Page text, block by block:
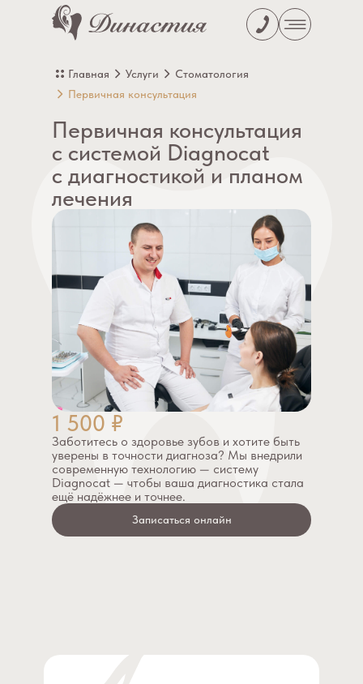
Первичная консультация
с системой Diagnocat
с диагностикой и планом
лечения
1 500 ₽
Заботитесь о здоровье зубов и хотите быть
уверены в точности диагноза? Мы внедрили
современную технологию — систему
Diagnocat — чтобы ваша диагностика стала
ещё надёжнее и точнее.
Записаться онлайн
Главная Услуги
Стоматология
Первичная консультация